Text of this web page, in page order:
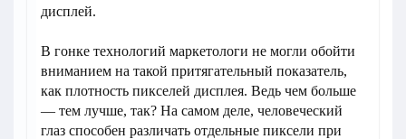
дисплей.
В гонке технологий маркетологи не могли обойти
вниманием на такой притягательный показатель,
как плотность пикселей дисплея. Ведь чем больше
— тем лучше, так? На самом деле, человеческий
глаз способен различать отдельные пиксели при